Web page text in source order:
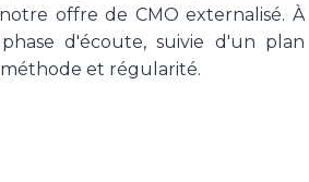
offre de CMO externalisé. À
d'écoute, suivie d'un plan
et régularité.